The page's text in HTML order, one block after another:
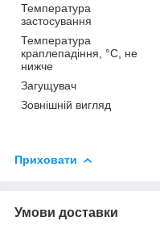
Температура
застосування
Температура
краплепадіння, °С, не
нижче
Загущувач
Зовнішній вигляд
Приховати
Умови доставки